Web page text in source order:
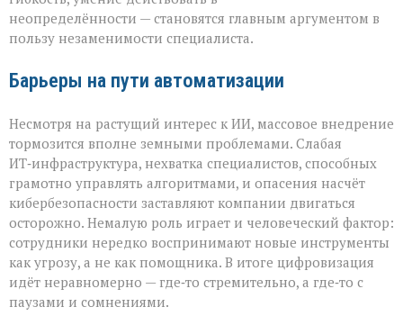
неопределённости — становятся главным аргументом в
пользу незаменимости специалиста.
Барьеры на пути автоматизации
Несмотря на растущий интерес к ИИ, массовое внедрение
тормозится вполне земными проблемами. Слабая
ИТ‑инфраструктура, нехватка специалистов, способных
грамотно управлять алгоритмами, и опасения насчёт
кибербезопасности заставляют компании двигаться
осторожно. Немалую роль играет и человеческий фактор:
сотрудники нередко воспринимают новые инструменты
как угрозу, а не как помощника. В итоге цифровизация
идёт неравномерно — где‑то стремительно, а где‑то с
паузами и сомнениями.